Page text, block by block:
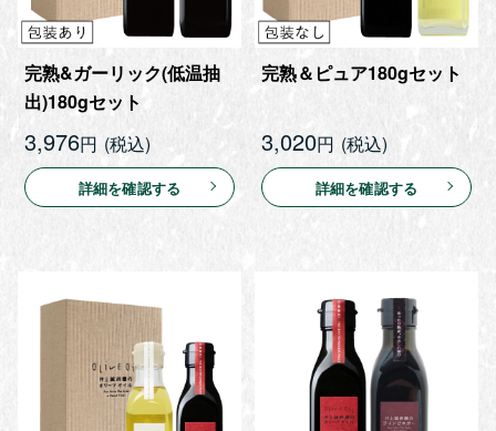
完熟&ガーリック(低温抽
出)180gセット
3,976円
詳細を確認する
完熟＆ピュア180gセット
3,020円
詳細を確認する